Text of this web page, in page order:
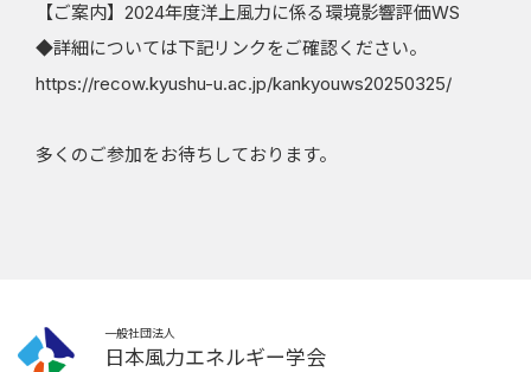
会員ページ
【ご案内】2024年度洋上風力に係る環境影響評価WS
◆詳細については下記リンクをご確認ください。
https://recow.kyushu-u.ac.jp/kankyouws20250325/
多くのご参加をお待ちしております。
一般社団法人
日本風力エネルギー学会